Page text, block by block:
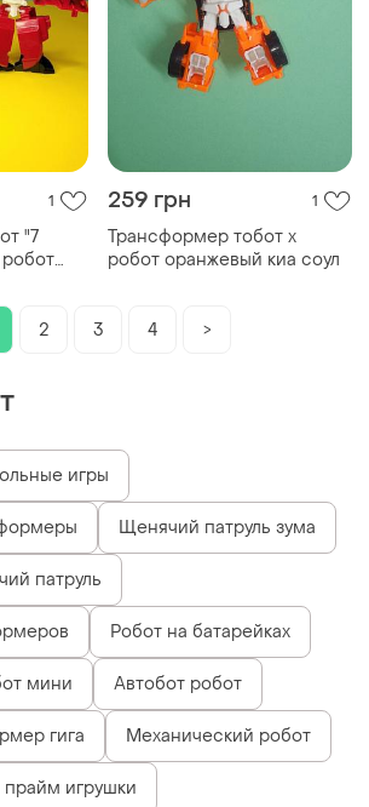
1
"7
259 грн 1
Трансформер тобот x
робот оранжевый киа соул
2 3 4 >
игры
Щенячий патруль зума
патруль
Робот на батарейках
мини Автобот робот
гига Механический робот
игрушки